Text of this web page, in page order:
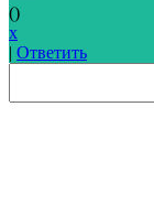
()
x
| Ответить